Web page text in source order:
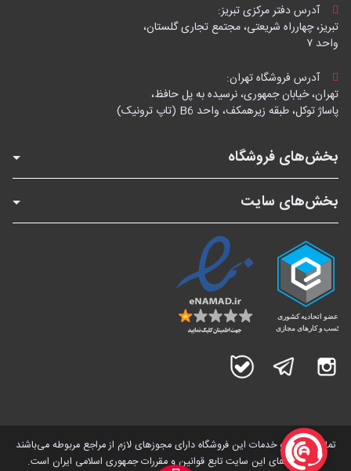
آدرس دفتر مرکزی تبریز:
تبریز، چهارراه شریعتی، مجتمع تجاری گلستان،
واحد ۷
آدرس فروشگاه تهران:
تهران، خیابان جمهوری، نرسیده به پل حافظ،
پاساژ توکل، طبقه زیرهمکف، واحد B6 (تاپ ترونیک)
بخش‌های فروشگاه
بخش‌های سایت
اینستاگرام تلگرام
تمامی کالاها و خدمات این فروشگاه دارای مجوز‌های لازم از مراجع مربوطه می‌باشند
و فعالیت های این سایت تابع قوانین و مقررات جمهوری اسلامی ایران است.